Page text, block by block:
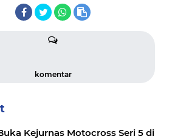
komentar
Kejurnas Motocross Seri 5 di